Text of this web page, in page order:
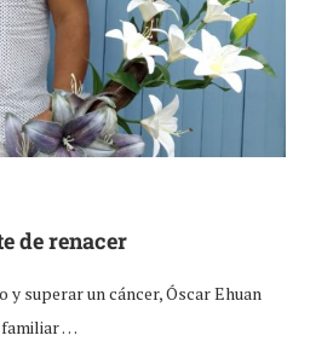
de renacer
superar un cáncer, Óscar Ehuan
…